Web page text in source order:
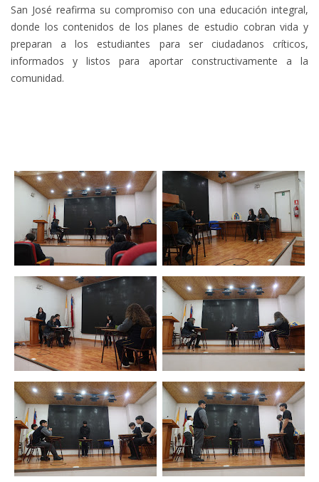
San José reafirma su compromiso con una educación integral,
donde los contenidos de los planes de estudio cobran vida y
preparan a los estudiantes para ser ciudadanos críticos,
informados y listos para aportar constructivamente a la
comunidad.